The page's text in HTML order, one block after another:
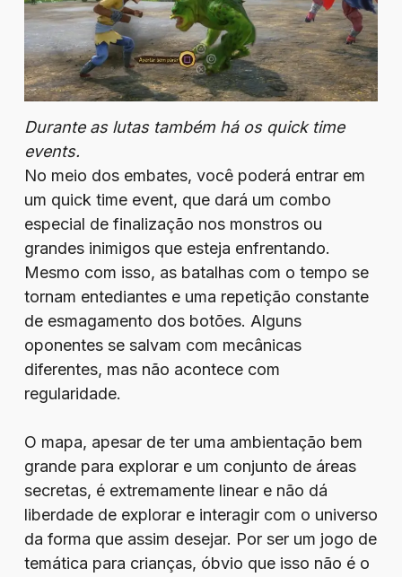
Durante as lutas também há os quick time
events.
No meio dos embates, você poderá entrar em
um quick time event, que dará um combo
especial de finalização nos monstros ou
grandes inimigos que esteja enfrentando.
Mesmo com isso, as batalhas com o tempo se
tornam entediantes e uma repetição constante
de esmagamento dos botões. Alguns
oponentes se salvam com mecânicas
diferentes, mas não acontece com
regularidade.
O mapa, apesar de ter uma ambientação bem
grande para explorar e um conjunto de áreas
secretas, é extremamente linear e não dá
liberdade de explorar e interagir com o universo
da forma que assim desejar. Por ser um jogo de
temática para crianças, óbvio que isso não é o